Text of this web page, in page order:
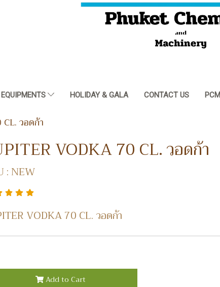
EQUIPMENTS HOLIDAY & GALA CONTACT US PCM
วอดก้า
VODKA 70 CL. วอดก้า
: NEW
VODKA 70 CL. วอดก้า
Add to Cart